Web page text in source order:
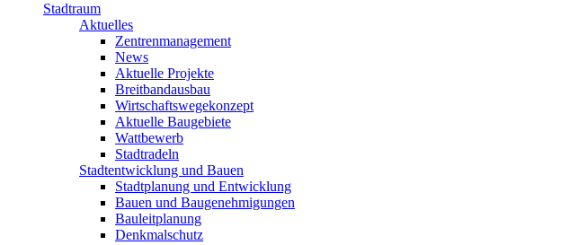
Stadtraum
Aktuelles
Zentrenmanagement
News
Aktuelle Projekte
Breitbandausbau
Wirtschaftswegekonzept
Aktuelle Baugebiete
Wattbewerb
Stadtradeln
Stadtentwicklung und Bauen
Stadtplanung und Entwicklung
Bauen und Baugenehmigungen
Bauleitplanung
Denkmalschutz